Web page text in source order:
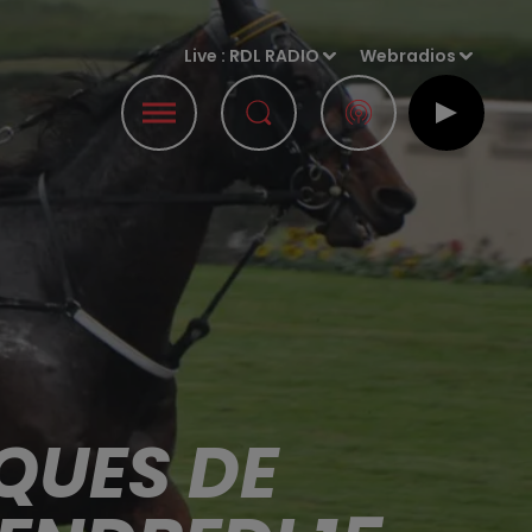
Live : RDL RADIO Webradios
DE